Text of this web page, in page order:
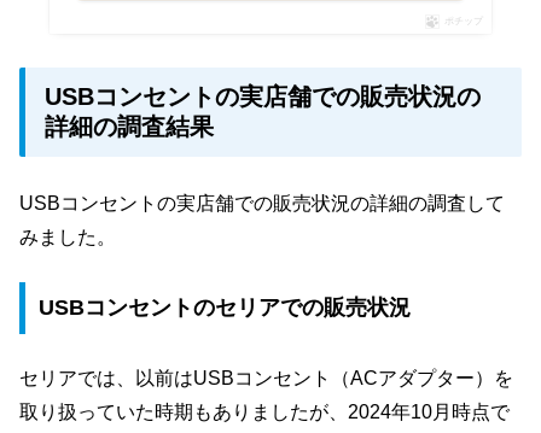
ポチップ
USBコンセントの実店舗での販売状況の
詳細の調査結果
USBコンセントの実店舗での販売状況の詳細の調査して
みました。
USBコンセントのセリアでの販売状況
セリアでは、以前はUSBコンセント（ACアダプター）を
取り扱っていた時期もありましたが、2024年10月時点で